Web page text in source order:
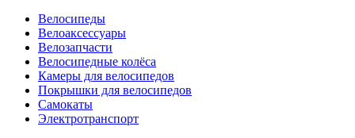
Велосипеды
Велоаксессуары
Велозапчасти
Велосипедные колёса
Камеры для велосипедов
Покрышки для велосипедов
Самокаты
Электротранспорт